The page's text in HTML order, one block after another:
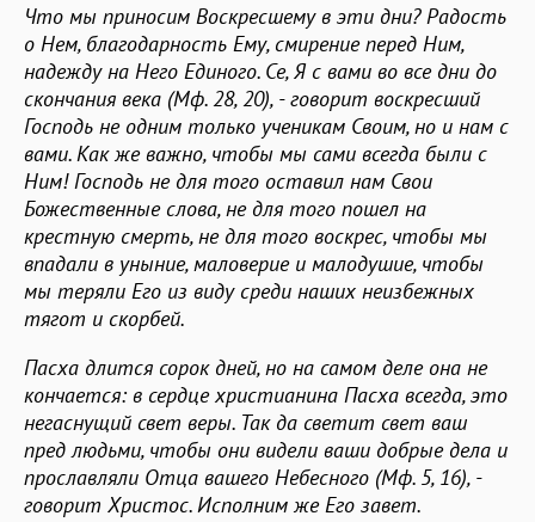
Что мы приносим Воскресшему в эти дни? Радость
о Нем, благодарность Ему, смирение перед Ним,
надежду на Него Единого. Се, Я с вами во все дни до
скончания века (Мф. 28, 20), - говорит воскресший
Господь не одним только ученикам Своим, но и нам с
вами. Как же важно, чтобы мы сами всегда были с
Ним! Господь не для того оставил нам Свои
Божественные слова, не для того пошел на
крестную смерть, не для того воскрес, чтобы мы
впадали в уныние, маловерие и малодушие, чтобы
мы теряли Его из виду среди наших неизбежных
тягот и скорбей.
Пасха длится сорок дней, но на самом деле она не
кончается: в сердце христианина Пасха всегда, это
негаснущий свет веры. Так да светит свет ваш
пред людьми, чтобы они видели ваши добрые дела и
прославляли Отца вашего Небесного (Мф. 5, 16), -
говорит Христос. Исполним же Его завет.